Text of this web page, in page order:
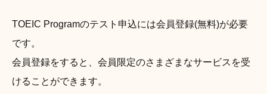
TOEIC Programのテスト申込には会員登録(無料)が必要
です。
会員登録をすると、会員限定のさまざまなサービスを受
けることができます。